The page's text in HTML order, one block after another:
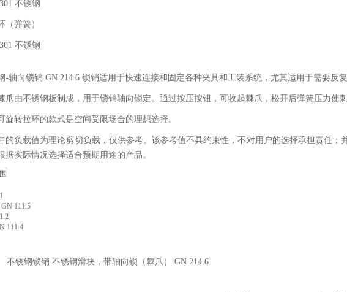
不锈钢
（弹簧）
不锈钢
-轴向锁销 GN 214.6 锁销适用于快速连接和固定各种夹具和工装系统，尤其适用于需要反
爪由不锈钢板制成，用于锁销轴向锁定。通过按压按钮，可收起棘爪，松开后弹簧压力使刺
旋转拉环的款式是空间受限场合的理想选择。
的负载值为理论剪切负载，仅供参考。该参考值不具约束性，不对用户的选择承担责任；
据实际情况选择适合预期用途的产品。
111.5
111.4